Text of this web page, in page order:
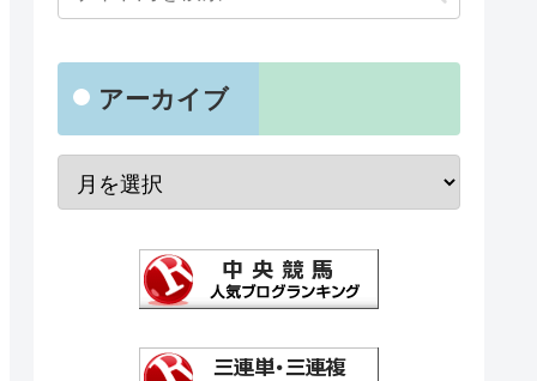
アーカイブ